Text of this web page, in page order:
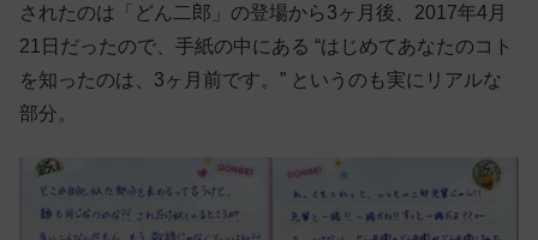
されたのは「どん二郎」の登場から3ヶ月後、2017年4月
21日だったので、手紙の中にある “はじめてあなたのコト
を知ったのは、3ヶ月前です。” というのも実にリアルな
部分。